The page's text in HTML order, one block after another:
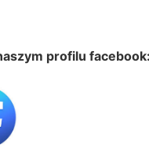
profilu facebook: